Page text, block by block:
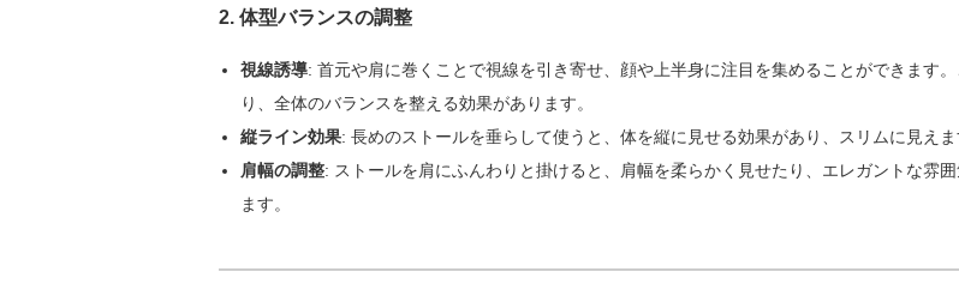
2. 体型バランスの調整
視線誘導: 首元や肩に巻くことで視線を引き寄せ、顔や上半身に注目を集めることができます。
り、全体のバランスを整える効果があります。
縦ライン効果: 長めのストールを垂らして使うと、体を縦に見せる効果があり、スリムに見えま
肩幅の調整: ストールを肩にふんわりと掛けると、肩幅を柔らかく見せたり、エレガントな雰
ます。